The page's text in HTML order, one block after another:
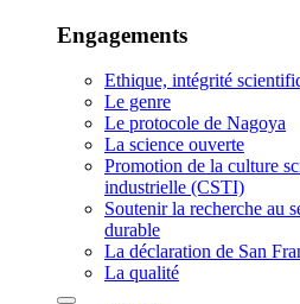
Engagements
Ethique, intégrité
Le genre
Le protocole de Nagoya
La science ouverte
Promotion de la culture
industrielle (CSTI)
Soutenir la recherche au
durable
La déclaration de San
La qualité